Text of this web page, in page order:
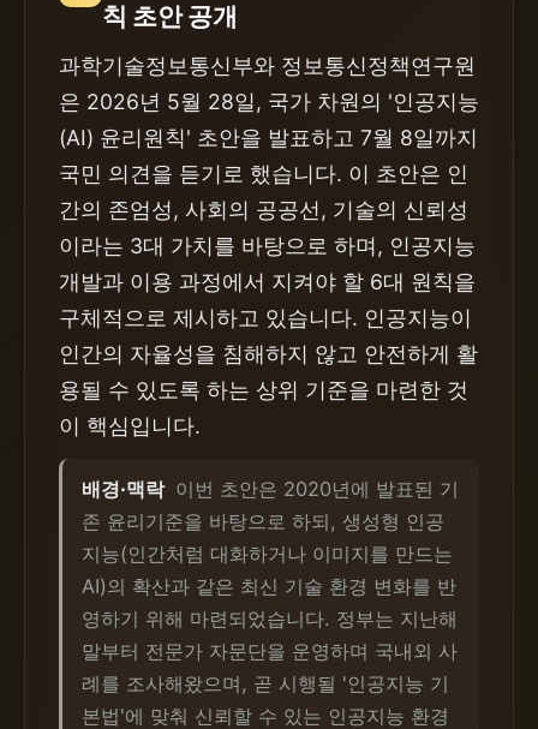
칙 초안 공개
과학기술정보통신부와 정보통신정책연구원
은 2026년 5월 28일, 국가 차원의 '인공지능
(AI) 윤리원칙' 초안을 발표하고 7월 8일까지
국민 의견을 듣기로 했습니다. 이 초안은 인
간의 존엄성, 사회의 공공선, 기술의 신뢰성
이라는 3대 가치를 바탕으로 하며, 인공지능
개발과 이용 과정에서 지켜야 할 6대 원칙을
구체적으로 제시하고 있습니다. 인공지능이
인간의 자율성을 침해하지 않고 안전하게 활
용될 수 있도록 하는 상위 기준을 마련한 것
이 핵심입니다.
배경·맥락 이번 초안은 2020년에 발표된 기
존 윤리기준을 바탕으로 하되, 생성형 인공
지능(인간처럼 대화하거나 이미지를 만드는
AI)의 확산과 같은 최신 기술 환경 변화를 반
영하기 위해 마련되었습니다. 정부는 지난해
말부터 전문가 자문단을 운영하며 국내외 사
례를 조사해왔으며, 곧 시행될 '인공지능 기
본법'에 맞춰 신뢰할 수 있는 인공지능 환경